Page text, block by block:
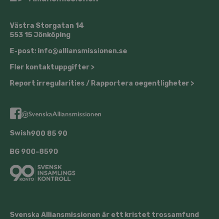
Västra Storgatan 14
553 15 Jönköping
E-post: info@​alliansmissionen.​se
Fler kon­takt­upp­gif­ter >
Report ir­re­gu­la­ri­ti­es / Rap­por­te­ra oe­gent­lig­he­ter >
@SvenskaAl­li­ans­mis­sio­nen
Swish900 85 90
BG 900-8590
Svenska Al­li­ans­mis­sio­nen är ett kristet tros­sam­fund